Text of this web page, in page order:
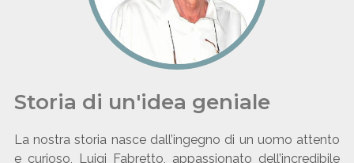
Storia di un'idea geniale
La nostra storia nasce dall’ingegno di un uomo attento
e curioso, Luigi Fabretto, appassionato dell’incredibile